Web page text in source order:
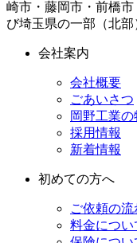
崎市・藤岡市・前橋
び埼玉県の一部（北部
会社案内
会社概要
ごあいさつ
岡野工業の
採用情報
新着情報
初めての方へ
ご依頼の流
料金につい